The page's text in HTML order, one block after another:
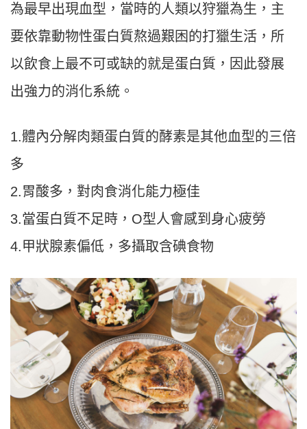
為最早出現血型，當時的人類以狩獵為生，主
要依靠動物性蛋白質熬過艱困的打獵生活，所
以飲食上最不可或缺的就是蛋白質，因此發展
出強力的消化系統。
1.體內分解肉類蛋白質的酵素是其他血型的三倍
多
2.胃酸多，對肉食消化能力極佳
3.當蛋白質不足時，O型人會感到身心疲勞
4.甲狀腺素偏低，多攝取含碘食物